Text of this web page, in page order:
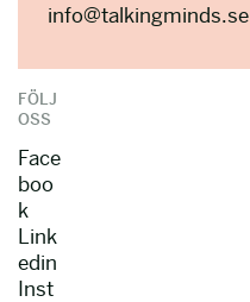
info@talkingminds.se
FÖLJ
OSS
Face
boo
k
Link
edin
Inst